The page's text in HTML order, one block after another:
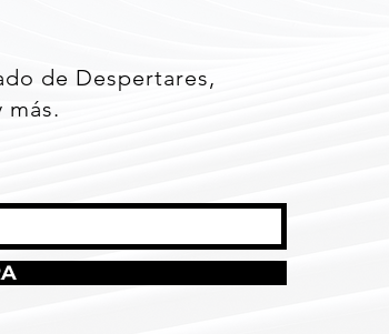
de Despertares,
más.